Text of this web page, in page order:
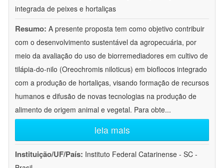
integrada de peixes e hortaliças
Resumo: A presente proposta tem como objetivo contribuir
com o desenvolvimento sustentável da agropecuária, por
meio da avaliação do uso de biorremediadores em cultivo de
tilápia-do-nilo (Oreochromis niloticus) em bioflocos integrado
com a produção de hortaliças, visando formação de recursos
humanos e difusão de novas tecnologias na produção de
alimento de origem animal e vegetal. Para obte...
leia mais
Instituição/UF/País: Instituto Federal Catarinense - SC -